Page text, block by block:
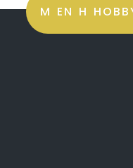
M EN H